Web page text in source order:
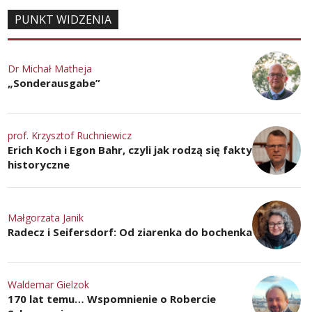
PUNKT WIDZENIA
Dr Michał Matheja
„Sonderausgabe”
prof. Krzysztof Ruchniewicz
Erich Koch i Egon Bahr, czyli jak rodzą się fakty
historyczne
Małgorzata Janik
Radecz i Seifersdorf: Od ziarenka do bochenka
Waldemar Gielzok
170 lat temu… Wspomnienie o Robercie